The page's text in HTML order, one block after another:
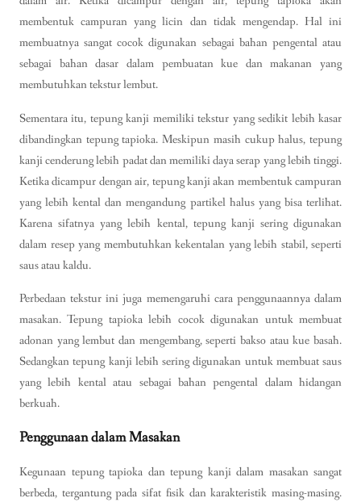
membentuk campuran yang licin dan tidak mengendap. Hal ini
membuatnya sangat cocok digunakan sebagai bahan pengental atau
sebagai bahan dasar dalam pembuatan kue dan makanan yang
membutuhkan tekstur lembut.
Sementara itu, tepung kanji memiliki tekstur yang sedikit lebih kasar
dibandingkan tepung tapioka. Meskipun masih cukup halus, tepung
kanji cenderung lebih padat dan memiliki daya serap yang lebih tinggi.
Ketika dicampur dengan air, tepung kanji akan membentuk campuran
yang lebih kental dan mengandung partikel halus yang bisa terlihat.
Karena sifatnya yang lebih kental, tepung kanji sering digunakan
dalam resep yang membutuhkan kekentalan yang lebih stabil, seperti
saus atau kaldu.
Perbedaan tekstur ini juga memengaruhi cara penggunaannya dalam
masakan. Tepung tapioka lebih cocok digunakan untuk membuat
adonan yang lembut dan mengembang, seperti bakso atau kue basah.
Sedangkan tepung kanji lebih sering digunakan untuk membuat saus
yang lebih kental atau sebagai bahan pengental dalam hidangan
berkuah.
Penggunaan dalam Masakan
Kegunaan tepung tapioka dan tepung kanji dalam masakan sangat
berbeda, tergantung pada sifat fisik dan karakteristik masing-masing.